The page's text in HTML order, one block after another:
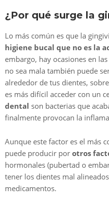
¿Por qué surge la
Lo más común es que la
higiene bucal que no es la
embargo, hay ocasiones en
no sea mala también puede
alrededor de tus dientes,
es más difícil acceder con un
dental son bacterias que
finalmente provocan la
Aunque este factor es el más
puede producir por otros
hormonales (pubertad o
tener los dientes mal
medicamentos.